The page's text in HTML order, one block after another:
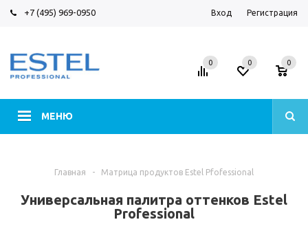
+7 (495) 969-0950 Вход Регистрация
МЕНЮ
0 0 0
Главная - Матрица продуктов Estel Pfofessional
Универсальная палитра оттенков Estel
Professional